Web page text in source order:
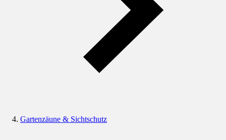
Gartenzäune & Sichtschutz